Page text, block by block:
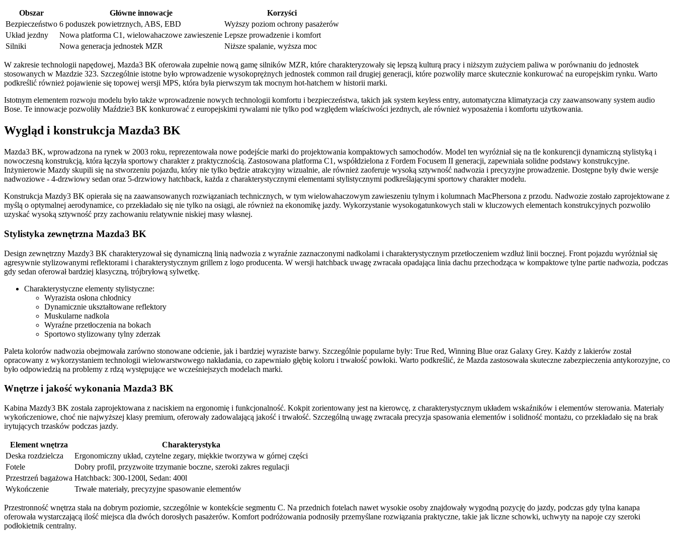
Obszar Główne innowacje
Korzyści
Bezpieczeństwo 6 poduszek powietrznych, ABS, EBD
Wyższy poziom ochrony pasażerów
Układ jezdny
Nowa platforma C1, wielowahaczowe zawieszenie Lepsze prowadzenie i komfort
Silniki
Nowa generacja jednostek MZR Niższe spalanie, wyższa moc
W zakresie technologii napędowej, Mazda3 BK oferowała zupełnie nową gamę silników MZR, które charakteryzowały się lepszą kulturą pracy i niższym zużyciem paliwa w porównaniu do jednostek
stosowanych w Mazdzie 323. Szczególnie istotne było wprowadzenie wysokoprężnych jednostek common rail drugiej generacji, które pozwoliły marce skutecznie konkurować na europejskim rynku. Warto
podkreślić również pojawienie się topowej wersji MPS, która była pierwszym tak mocnym hot-hatchem w historii marki.
Istotnym elementem rozwoju modelu było także wprowadzenie nowych technologii komfortu i bezpieczeństwa, takich jak system keyless entry, automatyczna klimatyzacja czy zaawansowany system audio
Bose. Te innowacje pozwoliły Maździe3 BK konkurować z europejskimi rywalami nie tylko pod względem właściwości jezdnych, ale również wyposażenia i komfortu użytkowania.
Wygląd i konstrukcja Mazda3 BK
Mazda3 BK, wprowadzona na rynek w 2003 roku, reprezentowała nowe podejście marki do projektowania kompaktowych samochodów. Model ten wyróżniał się na tle konkurencji dynamiczną stylistyką i
nowoczesną konstrukcją, która łączyła sportowy charakter z praktycznością. Zastosowana platforma C1, współdzielona z Fordem Focusem II generacji, zapewniała solidne podstawy konstrukcyjne.
Inżynierowie Mazdy skupili się na stworzeniu pojazdu, który nie tylko będzie atrakcyjny wizualnie, ale również zaoferuje wysoką sztywność nadwozia i precyzyjne prowadzenie. Dostępne były dwie wersje
nadwoziowe - 4-drzwiowy sedan oraz 5-drzwiowy hatchback, każda z charakterystycznymi elementami stylistycznymi podkreślającymi sportowy charakter modelu.
Konstrukcja Mazdy3 BK opierała się na zaawansowanych rozwiązaniach technicznych, w tym wielowahaczowym zawieszeniu tylnym i kolumnach MacPhersona z przodu. Nadwozie zostało zaprojektowane z
myślą o optymalnej aerodynamice, co przekładało się nie tylko na osiągi, ale również na ekonomikę jazdy. Wykorzystanie wysokogatunkowych stali w kluczowych elementach konstrukcyjnych pozwoliło
uzyskać wysoką sztywność przy zachowaniu relatywnie niskiej masy własnej.
Stylistyka zewnętrzna Mazda3 BK
Design zewnętrzny Mazdy3 BK charakteryzował się dynamiczną linią nadwozia z wyraźnie zaznaczonymi nadkolami i charakterystycznym przetłoczeniem wzdłuż linii bocznej. Front pojazdu wyróżniał się
agresywnie stylizowanymi reflektorami i charakterystycznym grillem z logo producenta. W wersji hatchback uwagę zwracała opadająca linia dachu przechodząca w kompaktowe tylne partie nadwozia, podczas
gdy sedan oferował bardziej klasyczną, trójbryłową sylwetkę.
Charakterystyczne elementy stylistyczne:
Wyrazista osłona chłodnicy
Dynamicznie ukształtowane reflektory
Muskularne nadkola
Wyraźne przetłoczenia na bokach
Sportowo stylizowany tylny zderzak
Paleta kolorów nadwozia obejmowała zarówno stonowane odcienie, jak i bardziej wyraziste barwy. Szczególnie popularne były: True Red, Winning Blue oraz Galaxy Grey. Każdy z lakierów został
opracowany z wykorzystaniem technologii wielowarstwowego nakładania, co zapewniało głębię koloru i trwałość powłoki. Warto podkreślić, że Mazda zastosowała skuteczne zabezpieczenia antykorozyjne, co
było odpowiedzią na problemy z rdzą występujące we wcześniejszych modelach marki.
Wnętrze i jakość wykonania Mazda3 BK
Kabina Mazdy3 BK została zaprojektowana z naciskiem na ergonomię i funkcjonalność. Kokpit zorientowany jest na kierowcę, z charakterystycznym układem wskaźników i elementów sterowania. Materiały
wykończeniowe, choć nie najwyższej klasy premium, oferowały zadowalającą jakość i trwałość. Szczególną uwagę zwracała precyzja spasowania elementów i solidność montażu, co przekładało się na brak
irytujących trzasków podczas jazdy.
Element wnętrza
Charakterystyka
Deska rozdzielcza
Ergonomiczny układ, czytelne zegary, miękkie tworzywa w górnej części
Fotele
Dobry profil, przyzwoite trzymanie boczne, szeroki zakres regulacji
Przestrzeń bagażowa Hatchback: 300-1200l, Sedan: 400l
Wykończenie
Trwałe materiały, precyzyjne spasowanie elementów
Przestronność wnętrza stała na dobrym poziomie, szczególnie w kontekście segmentu C. Na przednich fotelach nawet wysokie osoby znajdowały wygodną pozycję do jazdy, podczas gdy tylna kanapa
oferowała wystarczającą ilość miejsca dla dwóch dorosłych pasażerów. Komfort podróżowania podnosiły przemyślane rozwiązania praktyczne, takie jak liczne schowki, uchwyty na napoje czy szeroki
podłokietnik centralny.